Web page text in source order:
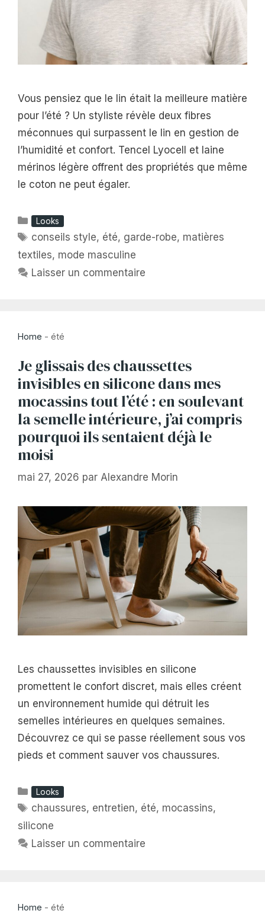
Vous pensiez que le lin était la meilleure matière
pour l’été ? Un styliste révèle deux fibres
méconnues qui surpassent le lin en gestion de
l’humidité et confort. Tencel Lyocell et laine
mérinos légère offrent des propriétés que même
le coton ne peut égaler.
Catégories
Looks
Étiquettes
conseils style, été, garde-robe, matières
textiles, mode masculine
Laisser un commentaire
Home - été
Je glissais des chaussettes
invisibles en silicone dans mes
mocassins tout l’été : en soulevant
la semelle intérieure, j’ai compris
pourquoi ils sentaient déjà le
moisi
mai 27, 2026 par Alexandre Morin
Les chaussettes invisibles en silicone
promettent le confort discret, mais elles créent
un environnement humide qui détruit les
semelles intérieures en quelques semaines.
Découvrez ce qui se passe réellement sous vos
pieds et comment sauver vos chaussures.
Catégories
Looks
Étiquettes
chaussures, entretien, été, mocassins,
silicone
Laisser un commentaire
Home - été